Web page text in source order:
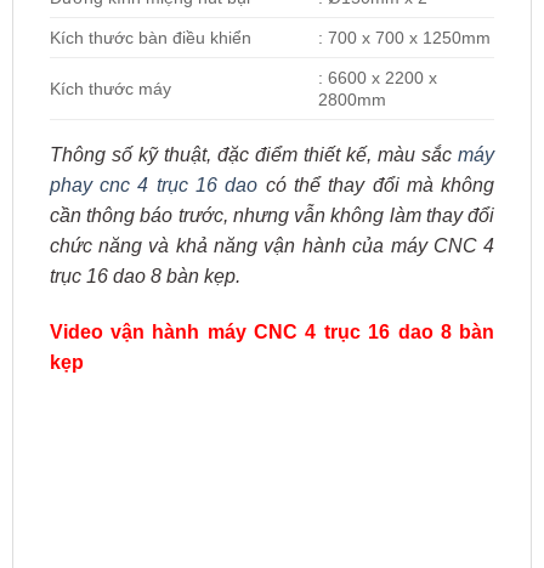
Kích thước bàn điều khiển : 700 x 700 x 1250mm
Kích thước máy
: 6600 x 2200 x
2800mm
Thông số kỹ thuật, đặc điểm thiết kế, màu sắcmáy
phay cnc 4 trục 16 dao có thể thay đổi mà không
cần thông báo trước, nhưng vẫn không làm thay đổi
chức năng và khả năng vận hành của máy CNC 4
trục 16 dao 8 bàn kẹp.
Video vận hành máy CNC 4 trục 16 dao 8 bàn
kẹp